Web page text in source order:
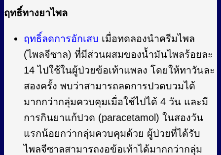
ฤทธิ์ทางยาไพล
ฤทธิ์ลดการอักเสบ เมื่อทดลองนำครีมไพล
(ไพลจีซาล) ที่มีส่วนผสมของน้ำมันไพลร้อยละ
14 ไปใช้ในผู้ป่วยข้อเท้าแพลง โดยให้ทาวันละ
สองครั้ง พบว่าสามารถลดการปวดบวมได้
มากกว่ากลุ่มควบคุมเมื่อใช้ไปได้ 4 วัน และมี
การกินยาแก้ปวด (paracetamol) ในสองวัน
แรกน้อยกว่ากลุ่มควบคุมด้วย ผู้ป่วยที่ได้รับ
ไพลจีซาลสามารถงอข้อเท้าได้มากกว่ากลุ่ม